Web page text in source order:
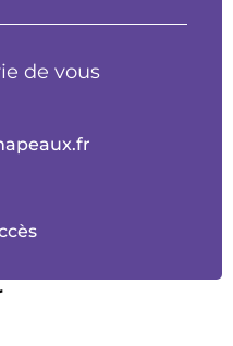
de vous